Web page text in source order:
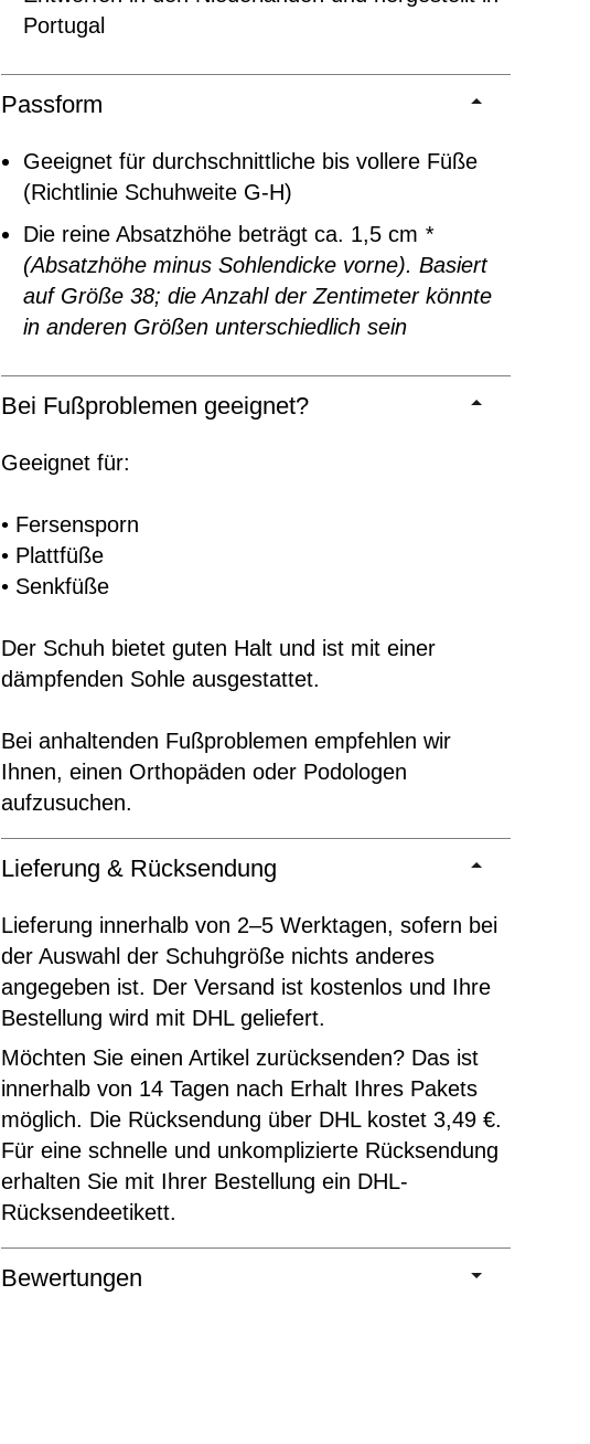
Portugal
Passform
Geeignet für durchschnittliche bis vollere Füße
(Richtlinie Schuhweite G-H)
Die reine Absatzhöhe beträgt ca. 1,5 cm *
(Absatzhöhe minus Sohlendicke vorne). Basiert
auf Größe 38; die Anzahl der Zentimeter könnte
in anderen Größen unterschiedlich sein
Bei Fußproblemen geeignet?
Geeignet für:
• Fersensporn
• Plattfüße
• Senkfüße
Der Schuh bietet guten Halt und ist mit einer
dämpfenden Sohle ausgestattet.
Bei anhaltenden Fußproblemen empfehlen wir
Ihnen, einen Orthopäden oder Podologen
aufzusuchen.
Lieferung & Rücksendung
Lieferung innerhalb von 2–5 Werktagen, sofern bei
der Auswahl der Schuhgröße nichts anderes
angegeben ist. Der Versand ist kostenlos und Ihre
Bestellung wird mit DHL geliefert.
Möchten Sie einen Artikel zurücksenden? Das ist
innerhalb von 14 Tagen nach Erhalt Ihres Pakets
möglich. Die Rücksendung über DHL kostet 3,49 €.
Für eine schnelle und unkomplizierte Rücksendung
erhalten Sie mit Ihrer Bestellung ein DHL-
Rücksendeetikett.
Bewertungen